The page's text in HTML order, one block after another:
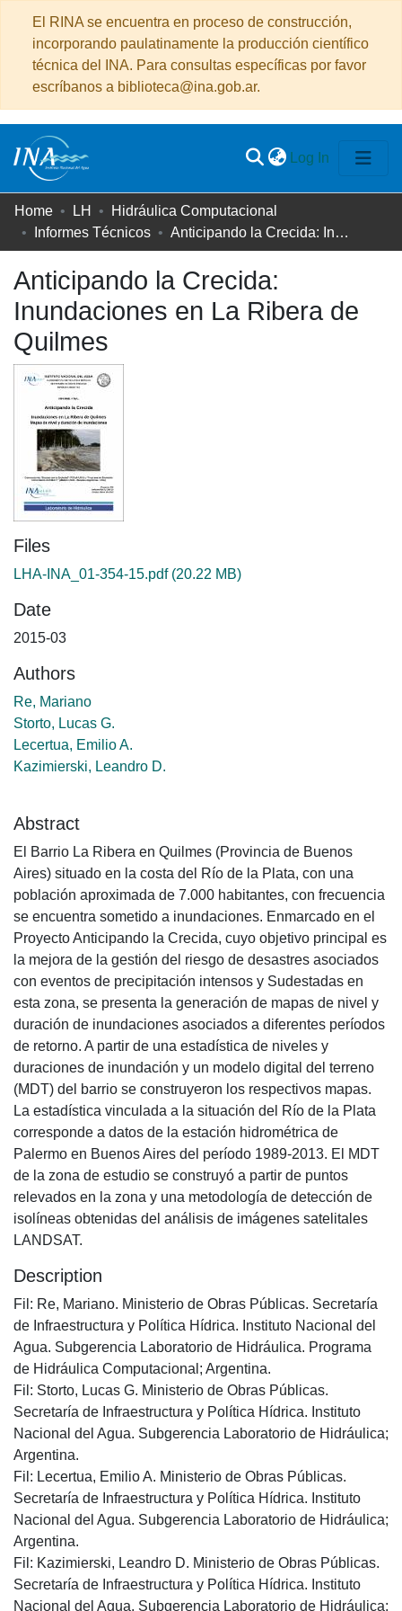
El RINA se encuentra en proceso de construcción,
incorporando paulatinamente la producción científico
técnica del INA. Para consultas específicas por favor
escríbanos a biblioteca@ina.gob.ar.
Log In (current)
Communities
&
Collections
All of DSpace
Statistics
Home LH
Hidráulica Computacional
Informes Técnicos
Anticipando la Crecida: Inundaciones en La Ribera de Quilmes
Anticipando la Crecida:
Inundaciones en La Ribera de
Quilmes
Files
LHA-INA_01-354-15.pdf(20.22 MB)
Date
2015-03
Authors
Re, Mariano
Storto, Lucas G.
Lecertua, Emilio A.
Kazimierski, Leandro D.
Abstract
El Barrio La Ribera en Quilmes (Provincia de Buenos
Aires) situado en la costa del Río de la Plata, con una
población aproximada de 7.000 habitantes, con frecuencia
se encuentra sometido a inundaciones. Enmarcado en el
Proyecto Anticipando la Crecida, cuyo objetivo principal es
la mejora de la gestión del riesgo de desastres asociados
con eventos de precipitación intensos y Sudestadas en
esta zona, se presenta la generación de mapas de nivel y
duración de inundaciones asociados a diferentes períodos
de retorno. A partir de una estadística de niveles y
duraciones de inundación y un modelo digital del terreno
(MDT) del barrio se construyeron los respectivos mapas.
La estadística vinculada a la situación del Río de la Plata
corresponde a datos de la estación hidrométrica de
Palermo en Buenos Aires del período 1989-2013. El MDT
de la zona de estudio se construyó a partir de puntos
relevados en la zona y una metodología de detección de
isolíneas obtenidas del análisis de imágenes satelitales
LANDSAT.
Description
Fil: Re, Mariano. Ministerio de Obras Públicas. Secretaría
de Infraestructura y Política Hídrica. Instituto Nacional del
Agua. Subgerencia Laboratorio de Hidráulica. Programa
de Hidráulica Computacional; Argentina.
Fil: Storto, Lucas G. Ministerio de Obras Públicas.
Secretaría de Infraestructura y Política Hídrica. Instituto
Nacional del Agua. Subgerencia Laboratorio de Hidráulica;
Argentina.
Fil: Lecertua, Emilio A. Ministerio de Obras Públicas.
Secretaría de Infraestructura y Política Hídrica. Instituto
Nacional del Agua. Subgerencia Laboratorio de Hidráulica;
Argentina.
Fil: Kazimierski, Leandro D. Ministerio de Obras Públicas.
Secretaría de Infraestructura y Política Hídrica. Instituto
Nacional del Agua. Subgerencia Laboratorio de Hidráulica;